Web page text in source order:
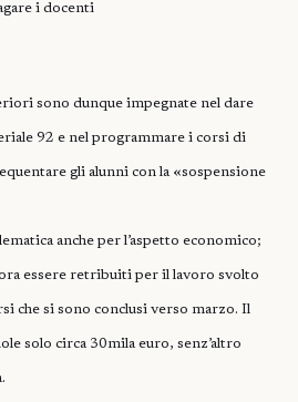
i docenti
sono dunque impegnate nel dare
92 e nel programmare i corsi di
gli alunni con la «sospensione
anche per l’aspetto economico;
essere retribuiti per il lavoro svolto
che si sono conclusi verso marzo. Il
solo circa 30mila euro, senz’altro